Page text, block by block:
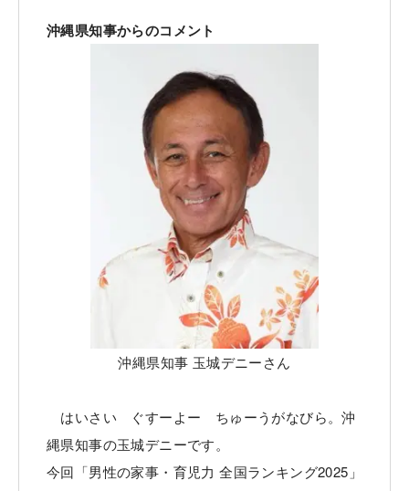
沖縄県知事からのコメント
沖縄県知事 玉城デニーさん
はいさい ぐすーよー ちゅーうがなびら。沖
縄県知事の玉城デニーです。
今回「男性の家事・育児力 全国ランキング2025」